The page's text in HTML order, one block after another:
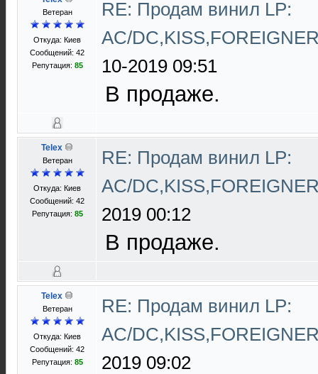
Ветеран
Откуда: Киев
Сообщений: 42
Репутация: 85
RE: Продам винил LP:
AC/
10-2019 09:51
В продаже.
Telex
Ветеран
Откуда: Киев
Сообщений: 42
Репутация: 85
RE: Продам винил LP:
AC/
2019 00:12
В продаже.
Telex
Ветеран
Откуда: Киев
Сообщений: 42
Репутация: 85
RE: Продам винил LP:
AC/
2019 09:02